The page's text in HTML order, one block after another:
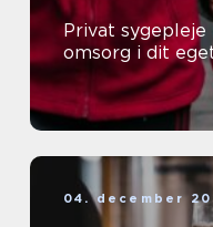
Privat
omsorg i dit
04. december